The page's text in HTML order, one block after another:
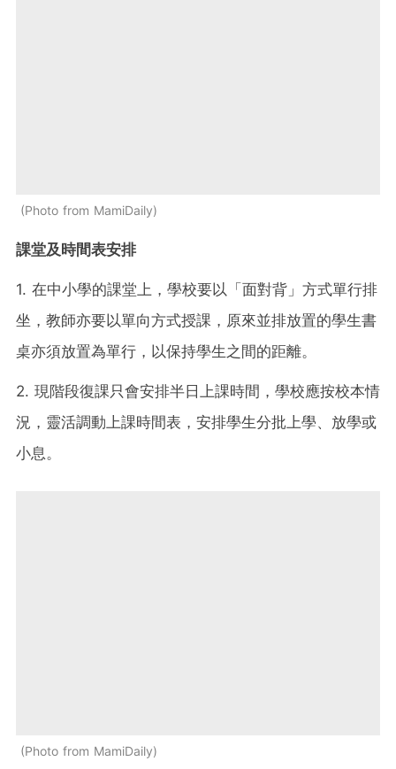
Photo from MamiDaily
課堂及時間表安排
1. 在中小學的課堂上，學校要以「面對背」方式單行排
坐，教師亦要以單向方式授課，原來並排放置的學生書
桌亦須放置為單行，以保持學生之間的距離。
2. 現階段復課只會安排半日上課時間，學校應按校本情
況，靈活調動上課時間表，安排學生分批上學、放學或
小息。
Photo from MamiDaily